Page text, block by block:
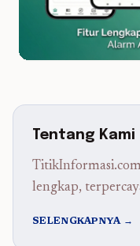
Tentang Kami
lengkap,
SELENGKAPNYA →